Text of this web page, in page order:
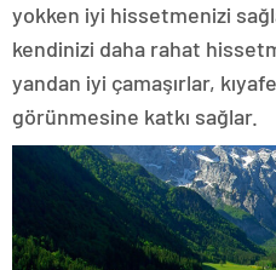
yokken iyi hissetmenizi
kendinizi daha rahat
yandan iyi çamaşırlar,
görünmesine katkı sağlar.